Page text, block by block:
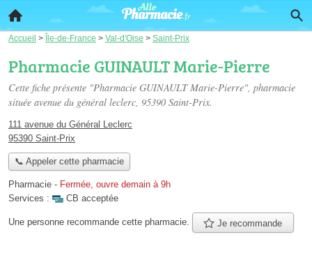
Accueil > Île-de-France > Val-d'Oise > Saint-Prix
Pharmacie GUINAULT Marie-Pierre
Cette fiche présente "Pharmacie GUINAULT Marie-Pierre", pharmacie
située avenue du général leclerc, 95390 Saint-Prix.
111 avenue du Général Leclerc
95390 Saint-Prix
📞 Appeler cette pharmacie
Pharmacie - Fermée, ouvre demain à 9h
Services :
CB acceptée
Une personne recommande cette pharmacie. Je recommande